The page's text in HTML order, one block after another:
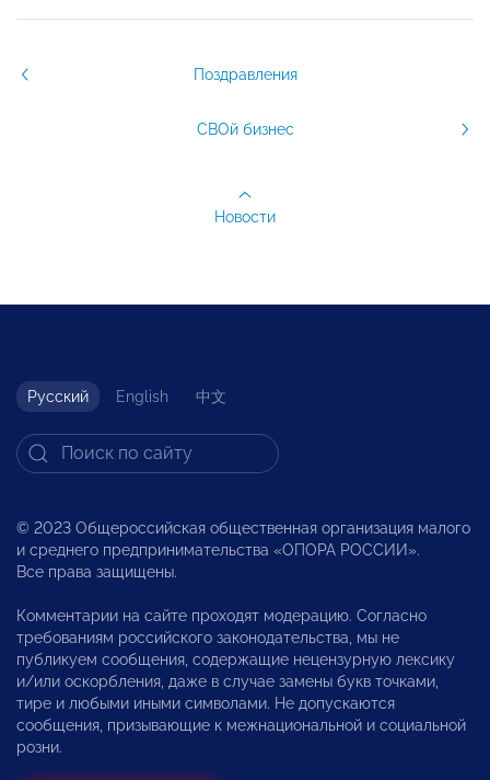
Поздравления
СВОй бизнес
Новости
Русский English 中文
© 2023 Общероссийская общественная организация малого
и среднего предпринимательства «ОПОРА РОССИИ».
Все права защищены.
Комментарии на сайте проходят модерацию. Согласно
требованиям российского законодательства, мы не
публикуем сообщения, содержащие нецензурную лексику
и/или оскорбления, даже в случае замены букв точками,
тире и любыми иными символами. Не допускаются
сообщения, призывающие к межнациональной и социальной
розни.